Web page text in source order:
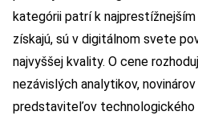
kategórii patrí k
získajú, sú v digitálnom svete
najvyššej kvality. O cene
nezávislých analytikov,
predstaviteľov technologického